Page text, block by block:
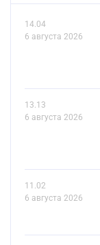
14.04
6 августа 2026
13.13
6 августа 2026
11.02
6 августа 2026